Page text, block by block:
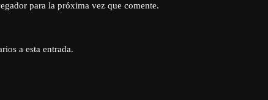
para la próxima vez que comente.
a esta entrada.